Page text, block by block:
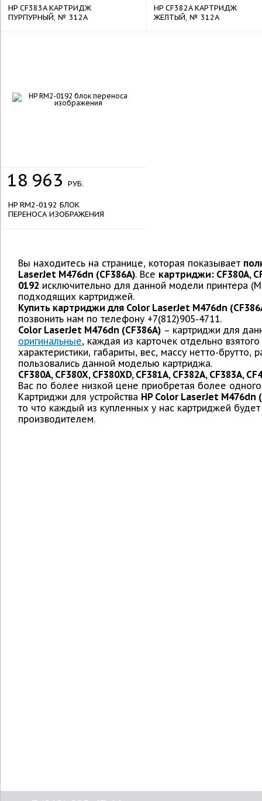
HP CF383A КАРТРИДЖ
ПУРПУРНЫЙ, № 312A
HP CF382A КАРТРИДЖ
ЖЕЛТЫЙ, № 312A
18 963 РУБ.
HP RM2-0192 БЛОК
ПЕРЕНОСА ИЗОБРАЖЕНИЯ
Вы находитесь на странице, которая показывает
LaserJet M476dn (CF386A). Все картриджи: CF380A,
0192 исключительно для данной модели принтера
подходящих картриджей.
Купить картриджи для Color LaserJet M476dn
позвонить нам по телефону +7(812)905-4711.
Color LaserJet M476dn (CF386A) – картриджи для
оригинальные, каждая из карточек отдельно
характеристики, габариты, вес, массу нетто-
пользовались данной моделью картриджа.
CF380A, CF380X, CF380XD, CF381A, CF382A, CF383A,
Вас по более низкой цене приобретая более
Картриджи для устройства HP Color LaserJet M476dn
то что каждый из купленных у нас картриджей
производителем.